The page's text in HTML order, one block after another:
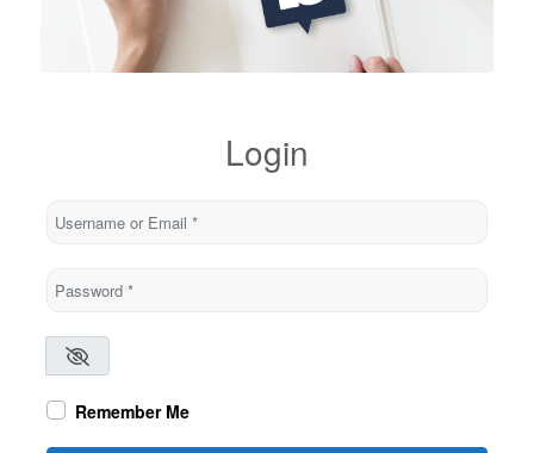
Login
Username or Email
Password*
Remember Me